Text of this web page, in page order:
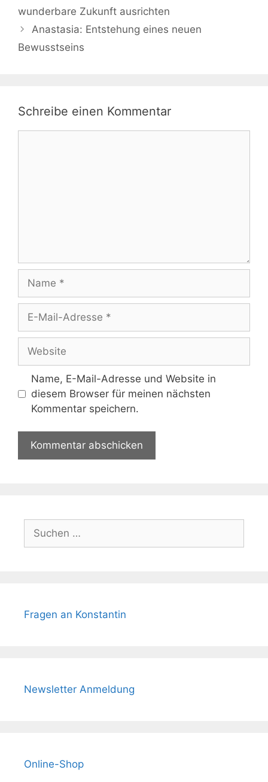
wunderbare Zukunft ausrichten
Anastasia: Entstehung eines neuen
Bewusstseins
Schreibe einen Kommentar
Mail-
Adresse
Name, E-Mail-Adresse und Website in
diesem Browser für meinen nächsten
Kommentar speichern.
Suchen
nach:
Fragen an Konstantin
Newsletter Anmeldung
Online-Shop